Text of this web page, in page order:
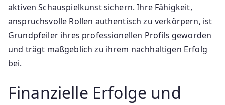
aktiven Schauspielkunst sichern. Ihre Fähigkeit,
anspruchsvolle Rollen authentisch zu verkörpern, ist
Grundpfeiler ihres professionellen Profils geworden
und trägt maßgeblich zu ihrem nachhaltigen Erfolg
bei.
Finanzielle Erfolge und